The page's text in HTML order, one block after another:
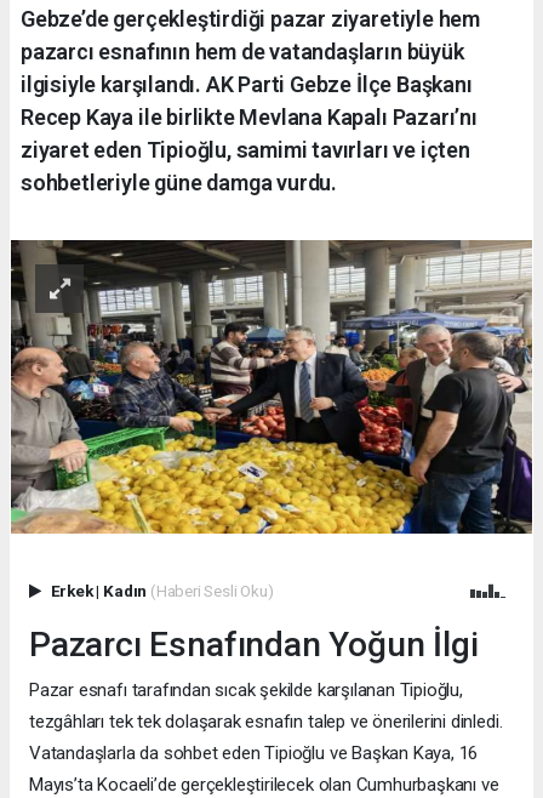
Gebze’de gerçekleştirdiği pazar ziyaretiyle hem
pazarcı esnafının hem de vatandaşların büyük
ilgisiyle karşılandı. AK Parti Gebze İlçe Başkanı
Recep Kaya ile birlikte Mevlana Kapalı Pazarı’nı
ziyaret eden Tipioğlu, samimi tavırları ve içten
sohbetleriyle güne damga vurdu.
Erkek| Kadın (Haberi Sesli Oku)
Pazarcı Esnafından Yoğun İlgi
Pazar esnafı tarafından sıcak şekilde karşılanan Tipioğlu,
tezgâhları tek tek dolaşarak esnafın talep ve önerilerini dinledi.
Vatandaşlarla da sohbet eden Tipioğlu ve Başkan Kaya, 16
Mayıs’ta Kocaeli’de gerçekleştirilecek olan Cumhurbaşkanı ve